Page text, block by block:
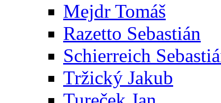
Mejdr Tomáš
Razetto Sebastián
Schierreich
Tržický Jakub